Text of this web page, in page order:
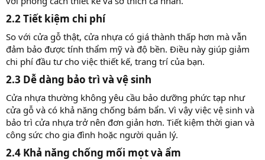
2.2 Tiết kiệm chi phí
So với cửa gỗ thật, cửa nhựa có giá thành thấp hơn mà vẫn
đảm bảo được tính thẩm mỹ và độ bền. Điều này giúp giảm
chi phí đầu tư cho việc thiết kế, trang trí của bạn.
2.3 Dễ dàng bảo trì và vệ sinh
Cửa nhựa thường không yêu cầu bảo dưỡng phức tạp như
cửa gỗ và có khả năng chống bám bẩn. Vì vậy việc vệ sinh và
bảo trì cửa nhựa trở nên đơn giản hơn. Tiết kiệm thời gian và
công sức cho gia đình hoặc người quản lý.
2.4 Khả năng chống mối mọt và ẩm